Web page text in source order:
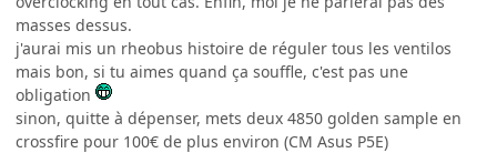
masses dessus.
j'aurai mis un rheobus histoire de réguler tous les ventilos
mais bon, si tu aimes quand ça souffle, c'est pas une
obligation
sinon, quitte à dépenser, mets deux 4850 golden sample en
crossfire pour 100€ de plus environ (CM Asus P5E)